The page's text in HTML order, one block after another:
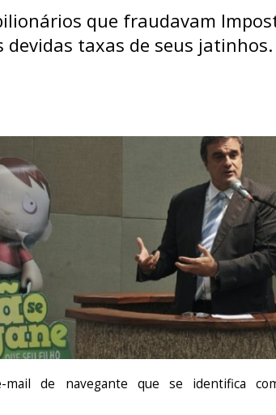
que fraudavam
devidas taxas de seus jatinhos.
mail de navegante que se identifica